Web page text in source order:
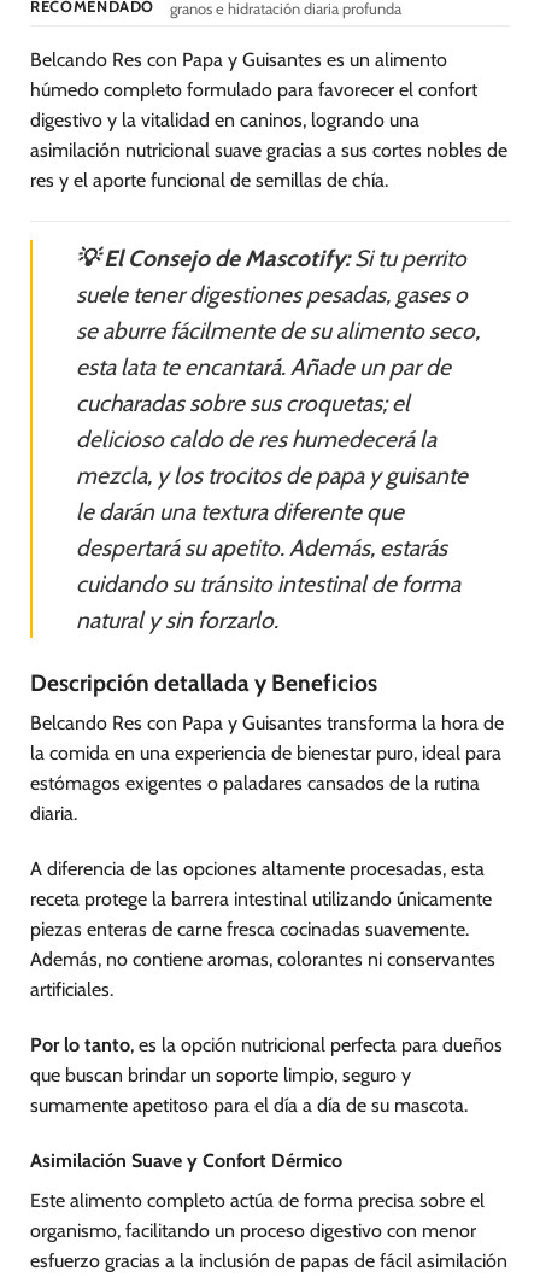
RECOMENDADO
granos e hidratación diaria profunda
Belcando Res con Papa y Guisantes es un alimento
húmedo completo formulado para favorecer el confort
digestivo y la vitalidad en caninos, logrando una
asimilación nutricional suave gracias a sus cortes nobles de
res y el aporte funcional de semillas de chía.
💡 El Consejo de Mascotify:Si tu perrito
suele tener digestiones pesadas, gases o
se aburre fácilmente de su alimento seco,
esta lata te encantará. Añade un par de
cucharadas sobre sus croquetas; el
delicioso caldo de res humedecerá la
mezcla, y los trocitos de papa y guisante
le darán una textura diferente que
despertará su apetito. Además, estarás
cuidando su tránsito intestinal de forma
natural y sin forzarlo.
Descripción detallada y Beneficios
Belcando Res con Papa y Guisantes transforma la hora de
la comida en una experiencia de bienestar puro, ideal para
estómagos exigentes o paladares cansados de la rutina
diaria.
A diferencia de las opciones altamente procesadas, esta
receta protege la barrera intestinal utilizando únicamente
piezas enteras de carne fresca cocinadas suavemente.
Además, no contiene aromas, colorantes ni conservantes
artificiales.
Por lo tanto, es la opción nutricional perfecta para dueños
que buscan brindar un soporte limpio, seguro y
sumamente apetitoso para el día a día de su mascota.
Asimilación Suave y Confort Dérmico
Este alimento completo actúa de forma precisa sobre el
organismo, facilitando un proceso digestivo con menor
esfuerzo gracias a la inclusión de papas de fácil asimilación